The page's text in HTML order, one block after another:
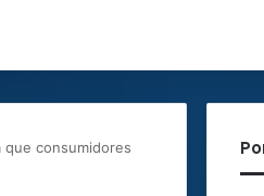
que consumidores